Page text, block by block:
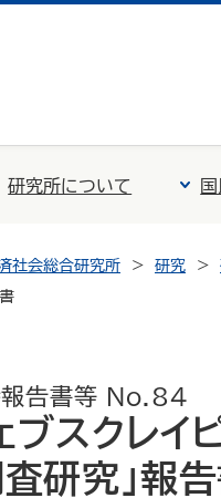
研究所について
社会総合研究所 研究
報告書等 No.84
ェブスクレ
研究」報